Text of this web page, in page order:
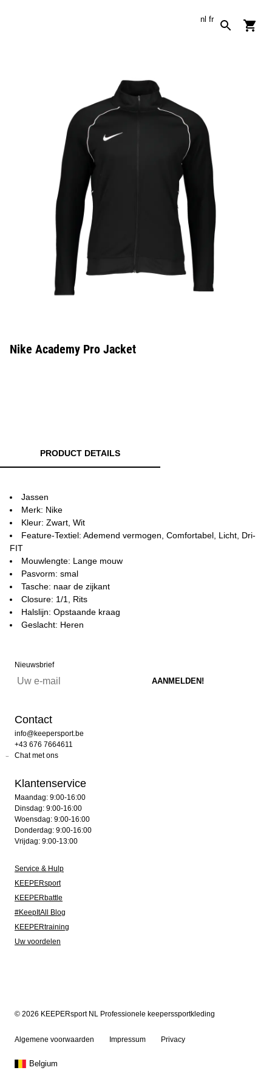
nl fr
Nike Academy Pro Jacket
PRODUCT DETAILS
Jassen
Merk: Nike
Kleur: Zwart, Wit
Feature-Textiel: Ademend vermogen, Comfortabel, Licht, Dri-
FIT
Mouwlengte: Lange mouw
Pasvorm: smal
Tasche: naar de zijkant
Closure: 1/1, Rits
Halslijn: Opstaande kraag
Geslacht: Heren
Nieuwsbrief
Contact
info@keepersport.be
+43 676 7664611
Chat met ons
Klantenservice
Maandag: 9:00-16:00
Dinsdag: 9:00-16:00
Woensdag: 9:00-16:00
Donderdag: 9:00-16:00
Vrijdag: 9:00-13:00
Service & Hulp
KEEPERsport
KEEPERbattle
#KeepItAll Blog
KEEPERtraining
Uw voordelen
© 2026 KEEPERsport NL Professionele keeperssportkleding
Algemene voorwaarden Impressum Privacy
Belgium